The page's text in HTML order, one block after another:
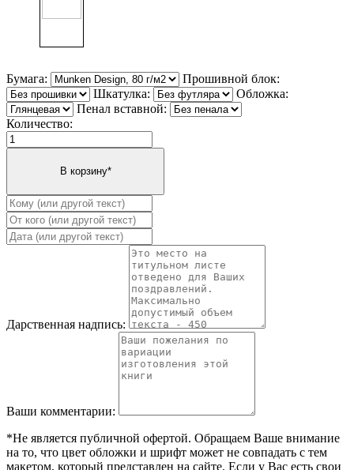
Бумага:
Прошивной блок:
Шкатулка:
Обложка:
Пенал вставной:
Количество:
Дарственная надпись:
Ваши комментарии:
*Не является публичной офертой. Обращаем Ваше внимание
на то, что цвет обложки и шрифт может не совпадать с тем
макетом, который представлен на сайте. Если у Вас есть свои